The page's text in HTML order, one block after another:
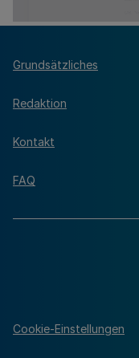
Grundsätzliches
Redaktion
Kontakt
FAQ
Cookie-Einstellungen